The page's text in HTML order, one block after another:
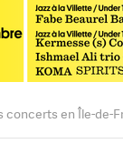
concerts en Île-de-